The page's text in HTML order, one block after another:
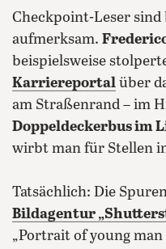
Checkpoint-Leser
aufmerksam.
beispielsweise
Karriereportal über
am Straßenrand – im
Doppeldeckerbus im
wirbt man für Stellen
Tatsächlich: Die
Bildagentur
„Portrait of young